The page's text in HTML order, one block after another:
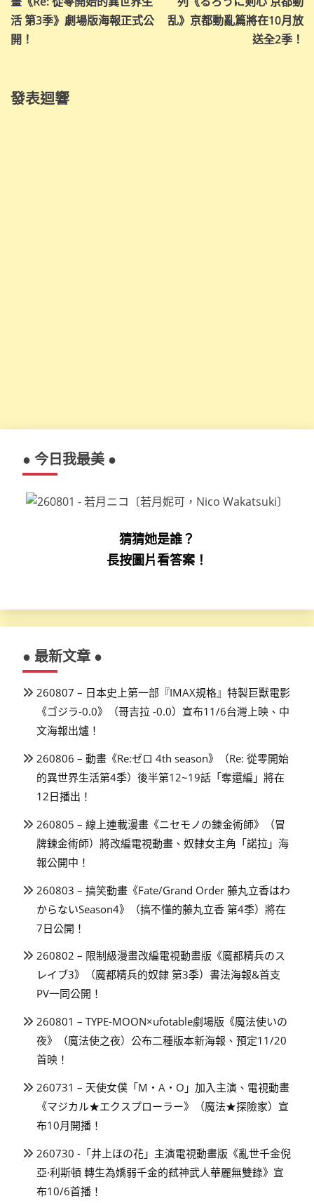
導
覽
活 第3季》劇場版海報正式公
開！
乱》京都動亂篇將在10月放
送全2季！
發表迴響
● 今日我最美 ●
猜猜她是誰？
長按圖片看答案！
● 最新文章 ●
260807 – 日本史上第一部『IMAX規格』特製巨獸電影
《ゴジラ-0.0》（哥吉拉 -0.0）宣布11/6台灣上映、中
文海報出爐！
260806 – 動畫《Re:ゼロ 4th season》（Re: 從零開始
的異世界生活第4季）後半第12~19話「奪還編」將在
12日播出！
260805 – 線上連載漫畫《ニセモノの錬金術師》（冒
牌鍊金術師）將改編電視動畫、奴隸女主角「諾拉」海
報公開中！
260803 – 搞笑動畫《Fate/Grand Order 藤丸立香はわ
からないSeason4》（搞不懂的藤丸立香 第4季）將在
7日公開！
260802 – 限制級漫畫改編電視動畫版《魔都精兵のス
レイブ3》（魔都精兵的奴隸 第3季）書法海報&首支
PV一同公開！
260801 – TYPE-MOON×ufotable劇場版《魔法使いの
夜》（魔法使之夜）公布二種版本新海報、預定11/20
首映！
260731 – 天使女僕「M・A・O」加入主演、電視動畫
《マジカル★エクスプローラー》（魔法★探險家）宣
布10月開播！
260730 -「井上ほの花」主演電視動畫版《亂世千金倪
亞·利斯頓 轉生為嬌弱千金的弒神武人華麗無雙錄》宣
布10/6首播！